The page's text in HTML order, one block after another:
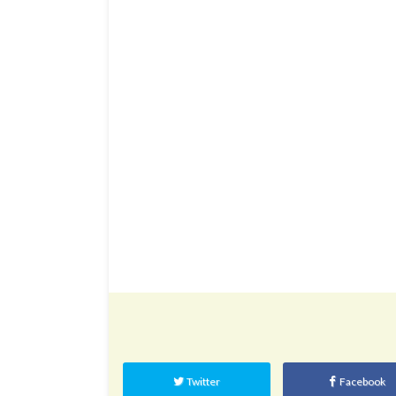
Twitter Facebook